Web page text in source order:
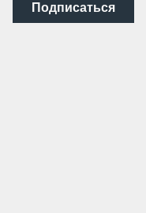
Подписаться